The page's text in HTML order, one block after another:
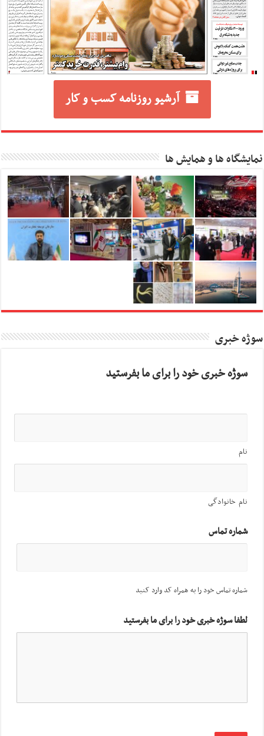
آرشیو روزنامه کسب و کار
نمایشگاه ها و همایش ها
سوژه خبری
سوژه خبری خود را برای ما بفرستید
نام
نام خانوادگی
شماره تماس
شماره تماس خود را به همراه کد وارد کنید
لطفا سوژه خبری خود را برای ما بفرستید